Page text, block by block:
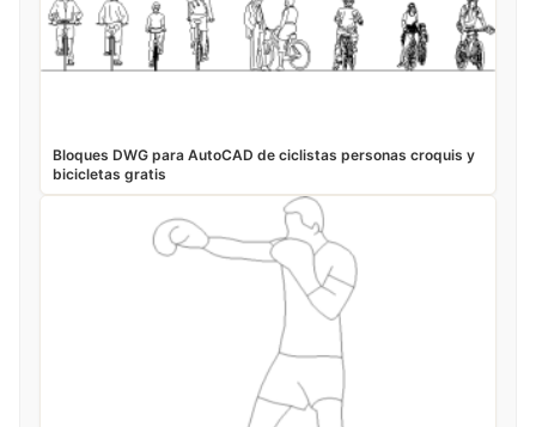
Bloques DWG para AutoCAD de ciclistas personas croquis y
bicicletas gratis